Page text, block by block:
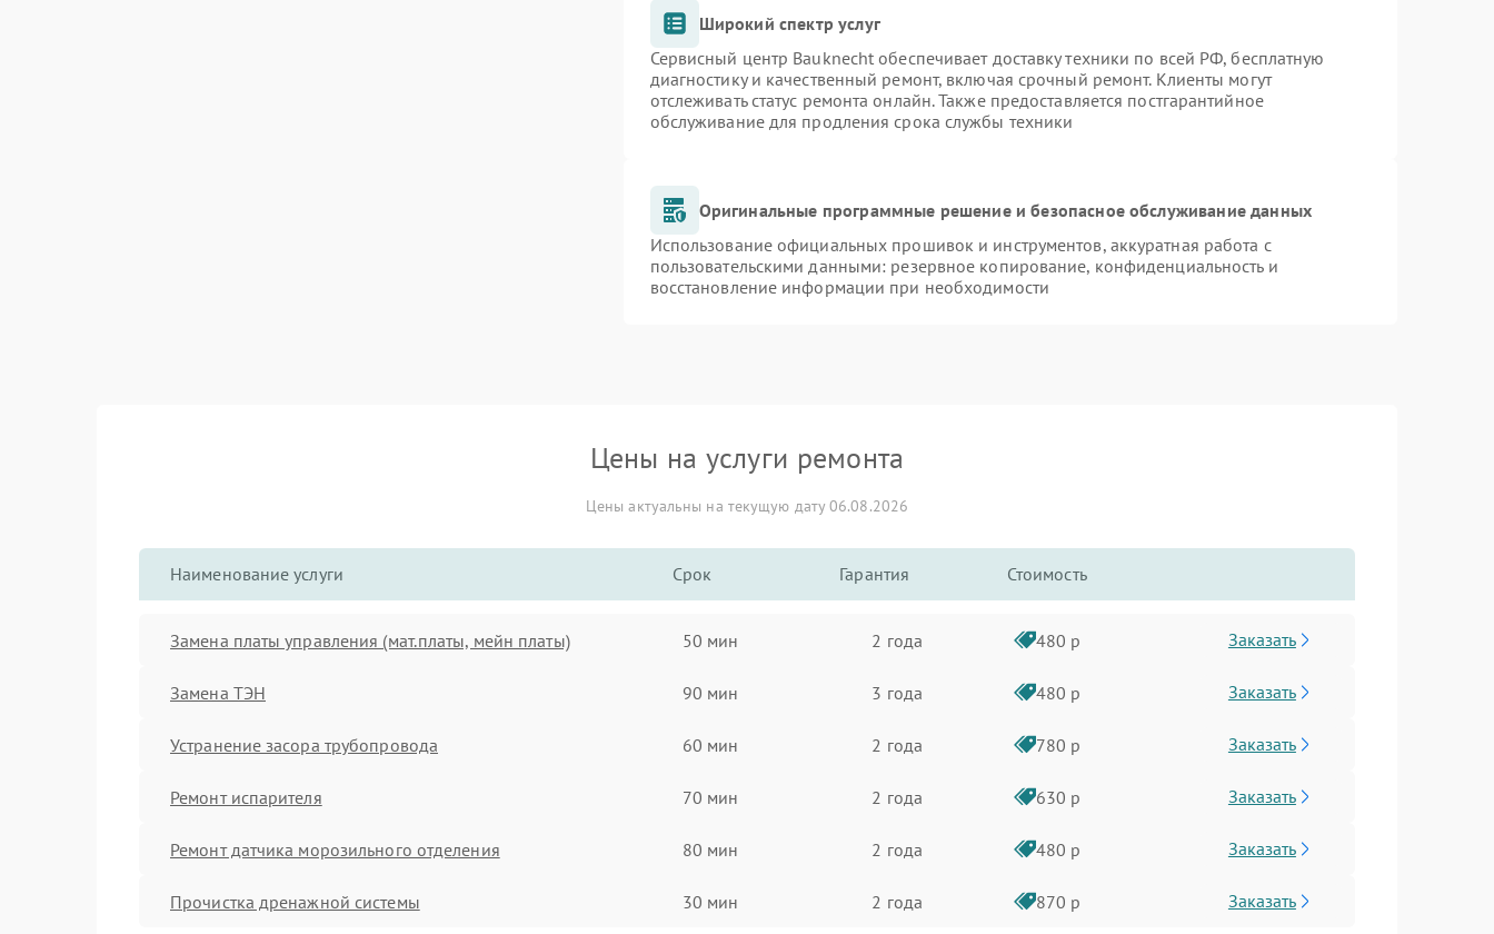
Широкий спектр услуг
Сервисный центр Bauknecht обеспечивает доставку техники по всей РФ, бесплатную
диагностику и качественный ремонт, включая срочный ремонт. Клиенты могут
отслеживать статус ремонта онлайн. Также предоставляется постгарантийное
обслуживание для продления срока службы техники
Оригинальные программные решение и безопасное обслуживание данных
Использование официальных прошивок и инструментов, аккуратная работа с
пользовательскими данными: резервное копирование, конфиденциальность и
восстановление информации при необходимости
Цены на услуги ремонта
Цены актуальны на текущую дату 06.08.2026
Наименование услуги Срок Гарантия Стоимость
Замена платы управления (мат.платы, мейн платы) 50 мин 2 года 480 р Заказать
Замена ТЭН 90 мин 3 года 480 р Заказать
Устранение засора трубопровода 60 мин 2 года 780 р Заказать
Ремонт испарителя 70 мин 2 года 630 р Заказать
Ремонт датчика морозильного отделения 80 мин 2 года 480 р Заказать
Прочистка дренажной системы 30 мин 2 года 870 р Заказать